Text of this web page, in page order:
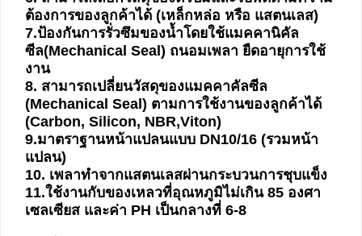
รณ์
อื่นๆ)
Projects
Services
Repair
request
ต้องการของลูกค้าได้ (เหล็กหล่อ หรือ แสตนเลส)
7.ป้องกันการรั่วซึมของน้ำโดยใช้แมคคานิคัล
ซีล(Mechanical Seal) ถนอมเพลา ยืดอายุการใช้
งาน
8. สามารถเปลี่ยนวัสดุของแมคคาคัลซีล
(Mechanical Seal) ตามการใช้งานของลูกค้าได้
(Carbon, Silicon, NBR,Viton)
9.มาตราฐานหน้าแปลนแบบ DN10/16 (รวมหน้า
แปลน)
10. เพลาทำจากแสตนเลสผ่านกระบวนการชุบแข็ง
11.ใช้งานกับของเหลวที่อุณหภูมิไม่เกิน 85 องศา
เซลเซียส และค่า PH เป็นกลางที่ 6-8